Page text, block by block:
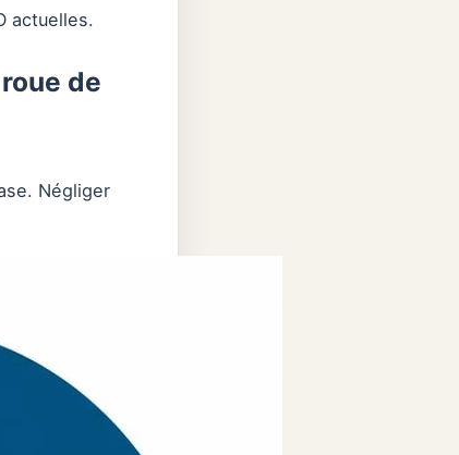
actuelles.
de
Négliger